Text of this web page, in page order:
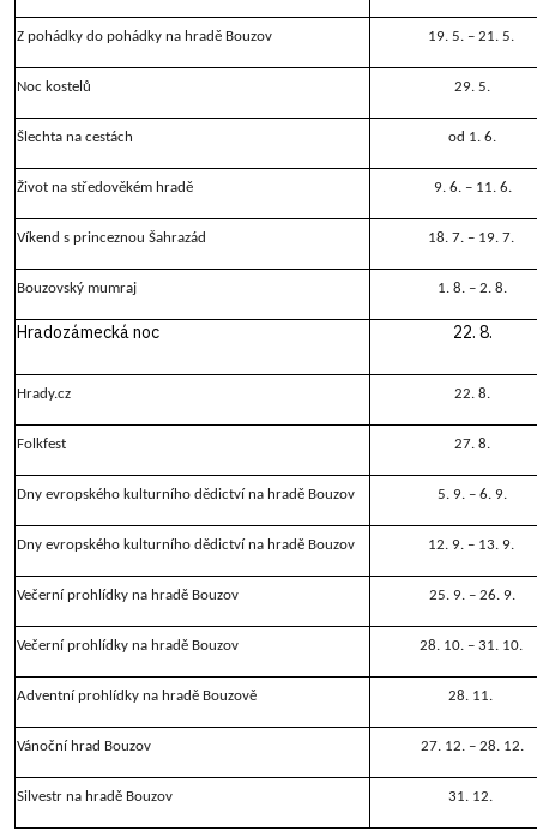
Z pohádky do pohádky na hradě Bouzov 19. 5. – 21. 5.
Noc kostelů 29. 5.
Šlechta na cestách od 1. 6.
Život na středověkém hradě 9. 6. – 11. 6.
Víkend s princeznou Šahrazád 18. 7. – 19. 7.
Bouzovský mumraj 1. 8. – 2. 8.
Hradozámecká noc 22. 8.
Hrady.cz 22. 8.
Folkfest 27. 8.
Dny evropského kulturního dědictví na hradě Bouzov 5. 9. – 6. 9.
Dny evropského kulturního dědictví na hradě Bouzov 12. 9. – 13. 9.
Večerní prohlídky na hradě Bouzov 25. 9. – 26. 9.
Večerní prohlídky na hradě Bouzov 28. 10. – 31. 10.
Adventní prohlídky na hradě Bouzově 28. 11.
Vánoční hrad Bouzov 27. 12. – 28. 12.
Silvestr na hradě Bouzov 31. 12.